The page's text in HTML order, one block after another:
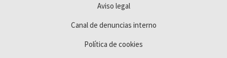
Aviso legal
Canal de denuncias interno
Política de cookies